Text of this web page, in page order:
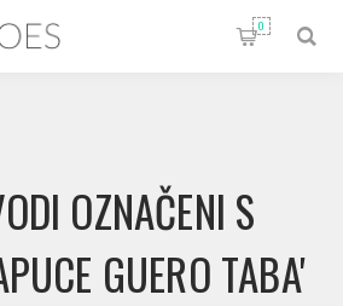
0
OZNAČENI S
GUERO TABA'